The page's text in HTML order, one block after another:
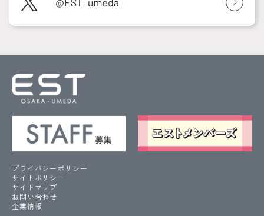
プライバシーポリシー
サイトポリシー
サイトマップ
お問い合わせ
企業情報